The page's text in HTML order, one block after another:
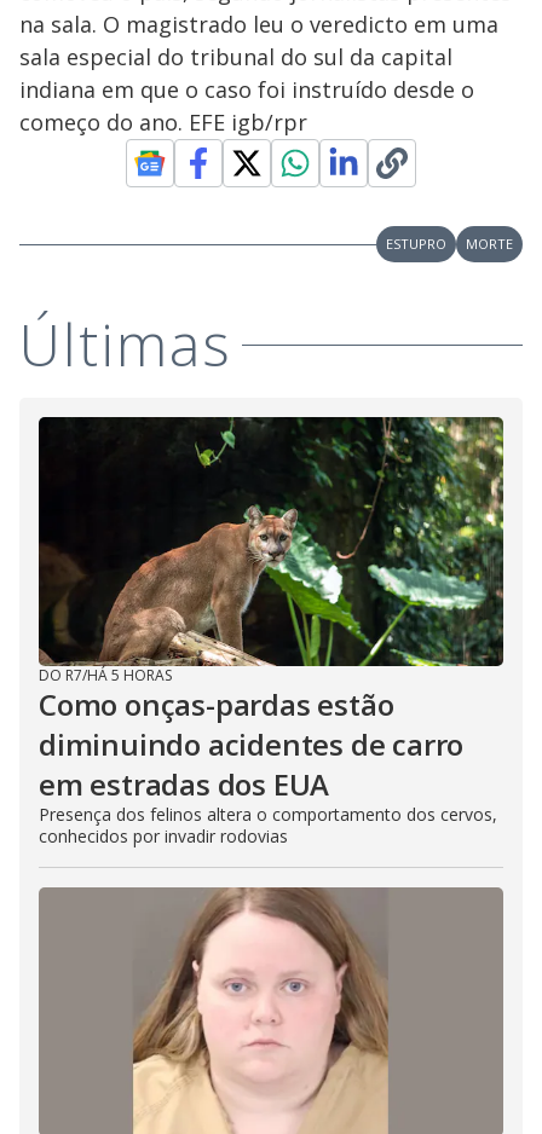
na sala. O magistrado leu o veredicto em uma
sala especial do tribunal do sul da capital
indiana em que o caso foi instruído desde o
começo do ano. EFE igb/rpr
ESTUPRO MORTE
Últimas
DO R7/HÁ 5 HORAS
Como onças-pardas estão
diminuindo acidentes de carro
em estradas dos EUA
Presença dos felinos altera o comportamento dos cervos,
conhecidos por invadir rodovias